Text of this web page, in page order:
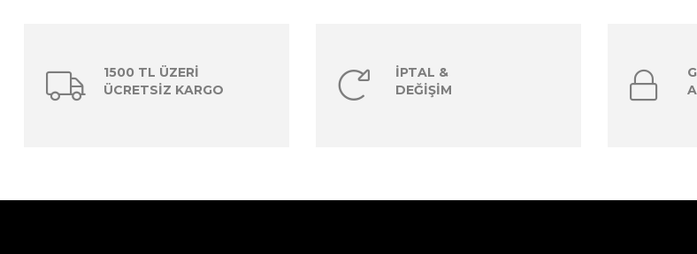
1500 TL ÜZERİ
ÜCRETSİZ KARGO
İPTAL &
DEĞİŞİM